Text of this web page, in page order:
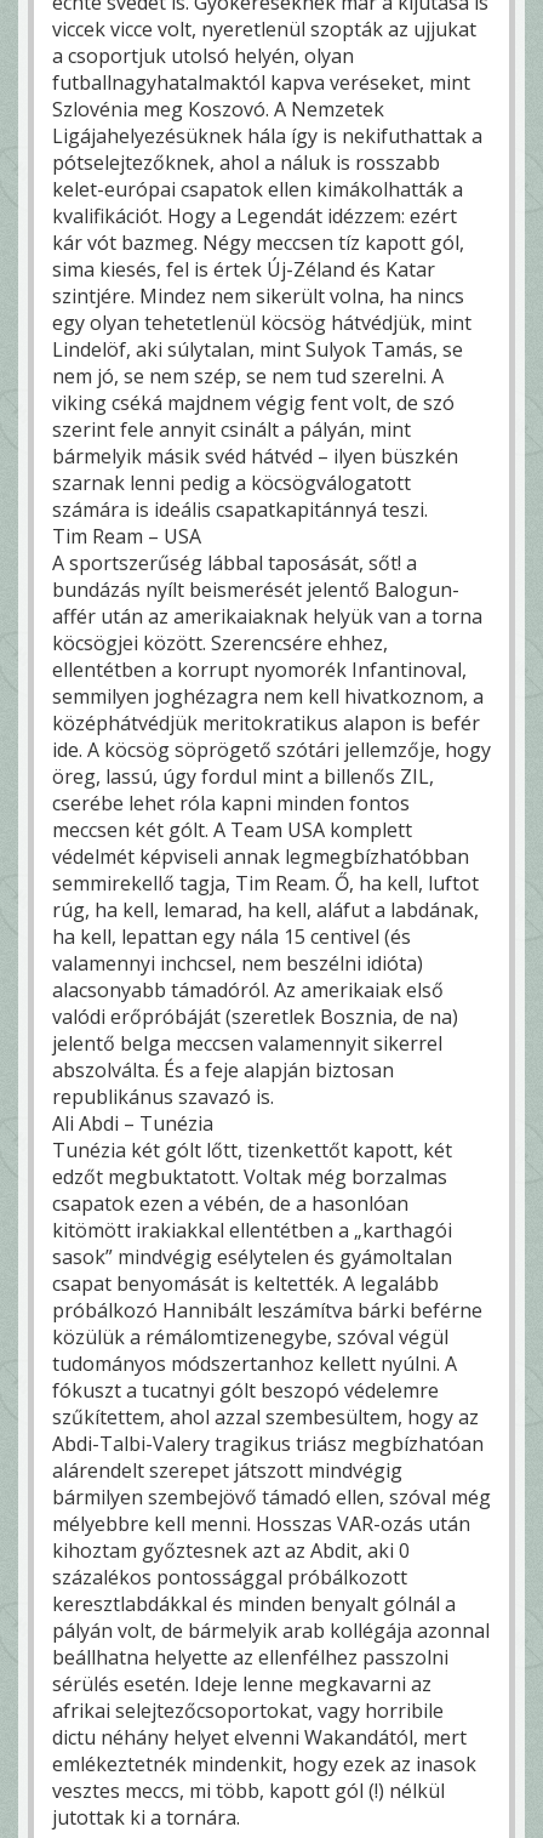
viccek vicce volt, nyeretlenül szopták az ujjukat
a csoportjuk utolsó helyén, olyan
futballnagyhatalmaktól kapva veréseket, mint
Szlovénia meg Koszovó. A Nemzetek
Ligájahelyezésüknek hála így is nekifuthattak a
pótselejtezőknek, ahol a náluk is rosszabb
kelet-európai csapatok ellen kimákolhatták a
kvalifikációt. Hogy a Legendát idézzem: ezért
kár vót bazmeg. Négy meccsen tíz kapott gól,
sima kiesés, fel is értek Új-Zéland és Katar
szintjére. Mindez nem sikerült volna, ha nincs
egy olyan tehetetlenül köcsög hátvédjük, mint
Lindelöf, aki súlytalan, mint Sulyok Tamás, se
nem jó, se nem szép, se nem tud szerelni. A
viking cséká majdnem végig fent volt, de szó
szerint fele annyit csinált a pályán, mint
bármelyik másik svéd hátvéd – ilyen büszkén
szarnak lenni pedig a köcsögválogatott
számára is ideális csapatkapitánnyá teszi.
Tim Ream – USA
A sportszerűség lábbal taposását, sőt! a
bundázás nyílt beismerését jelentő Balogun-
affér után az amerikaiaknak helyük van a torna
köcsögjei között. Szerencsére ehhez,
ellentétben a korrupt nyomorék Infantinoval,
semmilyen joghézagra nem kell hivatkoznom, a
középhátvédjük meritokratikus alapon is befér
ide. A köcsög söprögető szótári jellemzője, hogy
öreg, lassú, úgy fordul mint a billenős ZIL,
cserébe lehet róla kapni minden fontos
meccsen két gólt. A Team USA komplett
védelmét képviseli annak legmegbízhatóbban
semmirekellő tagja, Tim Ream. Ő, ha kell, luftot
rúg, ha kell, lemarad, ha kell, aláfut a labdának,
ha kell, lepattan egy nála 15 centivel (és
valamennyi inchcsel, nem beszélni idióta)
alacsonyabb támadóról. Az amerikaiak első
valódi erőpróbáját (szeretlek Bosznia, de na)
jelentő belga meccsen valamennyit sikerrel
abszolválta. És a feje alapján biztosan
republikánus szavazó is.
Ali Abdi – Tunézia
Tunézia két gólt lőtt, tizenkettőt kapott, két
edzőt megbuktatott. Voltak még borzalmas
csapatok ezen a vébén, de a hasonlóan
kitömött irakiakkal ellentétben a „karthagói
sasok” mindvégig esélytelen és gyámoltalan
csapat benyomását is keltették. A legalább
próbálkozó Hannibált leszámítva bárki beférne
közülük a rémálomtizenegybe, szóval végül
tudományos módszertanhoz kellett nyúlni. A
fókuszt a tucatnyi gólt beszopó védelemre
szűkítettem, ahol azzal szembesültem, hogy az
Abdi-Talbi-Valery tragikus triász megbízhatóan
alárendelt szerepet játszott mindvégig
bármilyen szembejövő támadó ellen, szóval még
mélyebbre kell menni. Hosszas VAR-ozás után
kihoztam győztesnek azt az Abdit, aki 0
százalékos pontossággal próbálkozott
keresztlabdákkal és minden benyalt gólnál a
pályán volt, de bármelyik arab kollégája azonnal
beállhatna helyette az ellenfélhez passzolni
sérülés esetén. Ideje lenne megkavarni az
afrikai selejtezőcsoportokat, vagy horribile
dictu néhány helyet elvenni Wakandától, mert
emlékeztetnék mindenkit, hogy ezek az inasok
vesztes meccs, mi több, kapott gól (!) nélkül
jutottak ki a tornára.